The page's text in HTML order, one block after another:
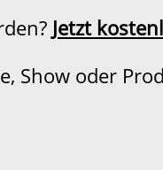
Jetzt
Show oder